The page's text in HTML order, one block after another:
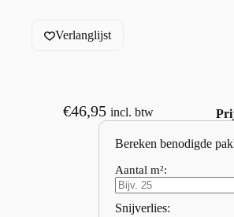
Verlanglijst
€46,95 incl. btw
Bereken benodigde
Aantal m²:
Snijverlies: